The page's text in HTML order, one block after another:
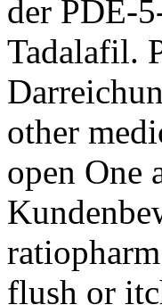
der PDE-
Tadalafil.
other
open One
flush or